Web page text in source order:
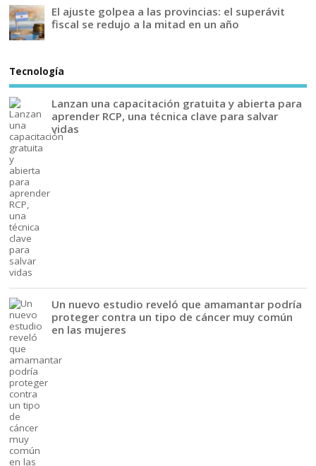
El ajuste golpea a las provincias: el superávit
fiscal se redujo a la mitad en un año
Tecnología
Lanzan una capacitación gratuita y abierta para
aprender RCP, una técnica clave para salvar
vidas
Un nuevo estudio reveló que amamantar podría
proteger contra un tipo de cáncer muy común
en las mujeres